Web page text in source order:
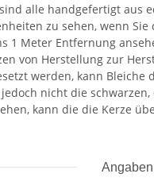
alle handgefertigt
zu sehen, wenn
1 Meter Entfernung
von Herstellung zur
werden, kann
nicht die
kann die die Kerze